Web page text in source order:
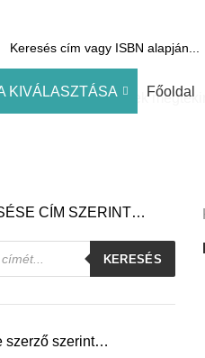
KIVÁLASZTÁSA Főoldal
CÍM SZERINT…
KERESÉS
szerző szerint…
a keresett bejegyzések